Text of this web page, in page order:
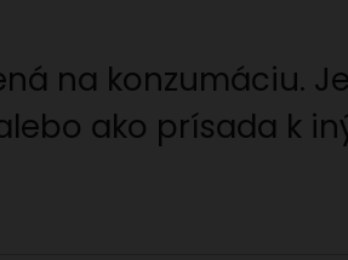
na konzumáciu.
ako prísada k